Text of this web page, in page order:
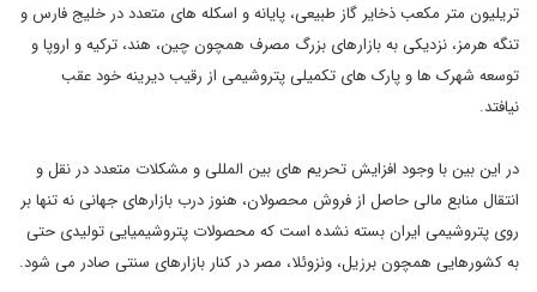
تریلیون متر مکعب ذخایر گاز طبیعی، پایانه و اسکله های متعدد در خلیج فارس و
تنگه هرمز، نزدیکی به بازارهای بزرگ مصرف همچون چین، هند، ترکیه و اروپا و
توسعه شهرک ها و پارک های تکمیلی پتروشیمی از رقیب دیرینه خود عقب
نیافتد.
در این بین با وجود افزایش تحریم های بین المللی و مشکلات متعدد در نقل و
انتقال منابع مالی حاصل از فروش محصولان، هنوز درب بازارهای جهانی نه تنها بر
روی پتروشیمی ایران بسته نشده است که محصولات پتروشیمیایی تولیدی حتی
به کشورهایی همچون برزیل، ونزوئلا، مصر در کنار بازارهای سنتی صادر می شود.